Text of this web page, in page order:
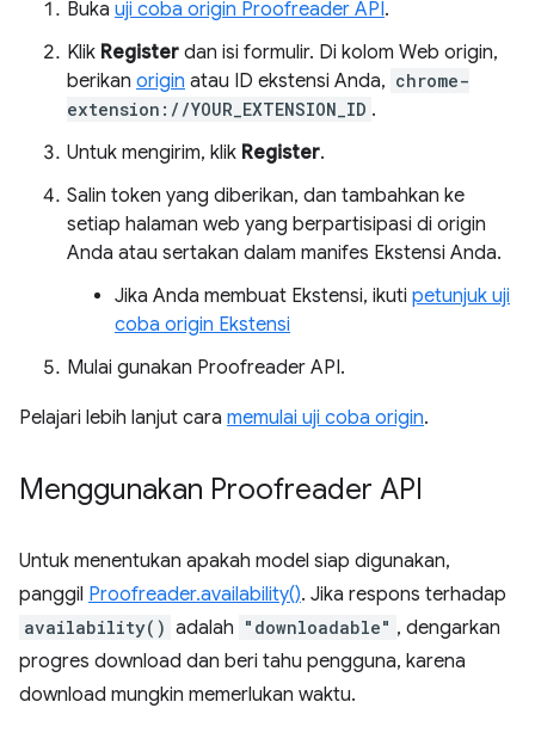
Buka uji coba origin Proofreader API.
Klik Register dan isi formulir. Di kolom Web origin,
berikan origin atau ID ekstensi Anda, chrome-
extension://YOUR_EXTENSION_ID .
Untuk mengirim, klik Register.
Salin token yang diberikan, dan tambahkan ke
setiap halaman web yang berpartisipasi di origin
Anda atau sertakan dalam manifes Ekstensi Anda.
Jika Anda membuat Ekstensi, ikuti petunjuk uji
coba origin Ekstensi
Mulai gunakan Proofreader API.
Pelajari lebih lanjut cara memulai uji coba origin.
Menggunakan Proofreader API
Untuk menentukan apakah model siap digunakan,
panggil Proofreader.availability(). Jika respons terhadap
availability() adalah "downloadable" , dengarkan
progres download dan beri tahu pengguna, karena
download mungkin memerlukan waktu.